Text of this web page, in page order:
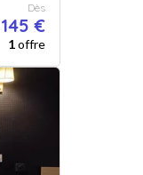
Dès
145 €
1offre